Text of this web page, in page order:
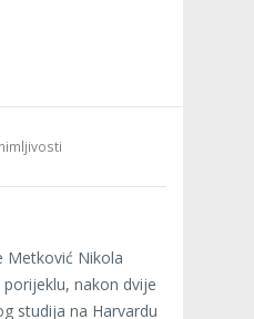
Metković Nikola
porijeklu, nakon dvije
studija na Harvardu